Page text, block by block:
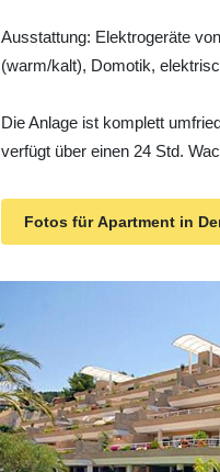
Ausstattung: Elektrogeräte
(warm/kalt), Domotik,
Die Anlage ist komplett
verfügt über einen 24 Std.
Fotos für Apartment in